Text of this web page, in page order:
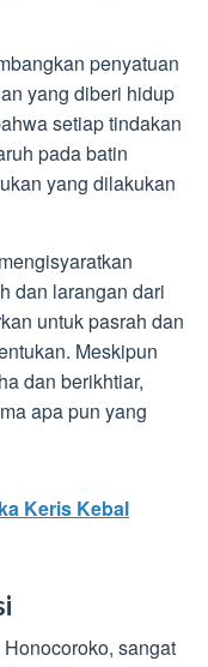
penyatuan
yang diberi hidup
setiap tindakan
pada batin
yang dilakukan
dan larangan dari
untuk pasrah dan
Meskipun
dan berikhtiar,
apa pun yang
Keris Kebal
sangat